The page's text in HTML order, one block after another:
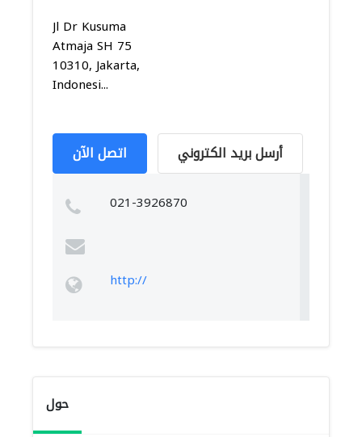
Jl Dr Kusuma
Atmaja SH 75
10310, Jakarta,
Indonesi...
اتصل الآن أرسل بريد الكتروني
021-3926870
http://
حول